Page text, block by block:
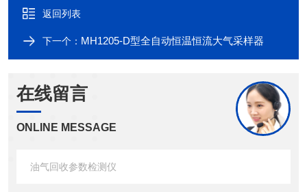
返回列表
下一个： MH1205-D型全自动恒温恒流大气采样器
在线留言
ONLINE MESSAGE